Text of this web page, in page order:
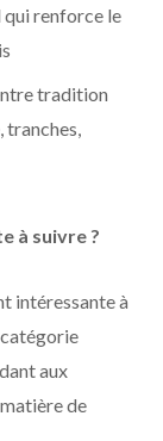
qui renforce le
tradition
tranches,
à suivre ?
intéressante à
aux
de